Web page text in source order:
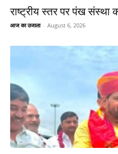
राष्ट्रीय स्तर पर पंख संस्था
आज का उजाला - August 6, 2026